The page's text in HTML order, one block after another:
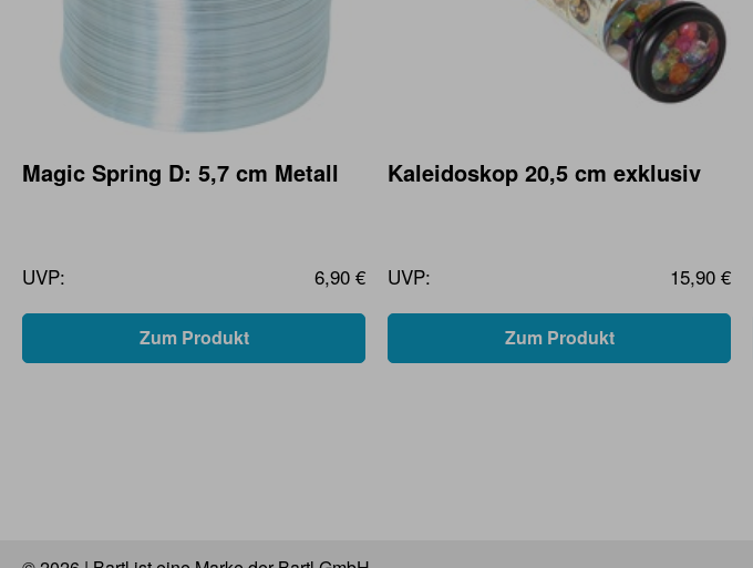
Magic Spring D: 5,7 cm Metall
UVP: 6,90 €
Zum Produkt
Kaleidoskop 20,5 cm exklusiv
UVP: 15,90 €
Zum Produkt